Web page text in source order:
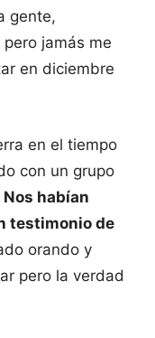
gente,
jamás me
en diciembre
en el tiempo
con un grupo
Nos habían
testimonio de
orando y
pero la verdad